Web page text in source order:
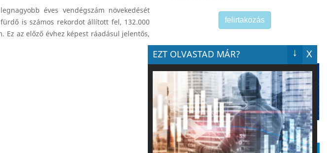
éves vendégszám növekedését
is számos rekordot állított fel, 132.000
az előző évhez képest ráadásul jelentős,
EZT OLVASTAD MÁR? X
↓